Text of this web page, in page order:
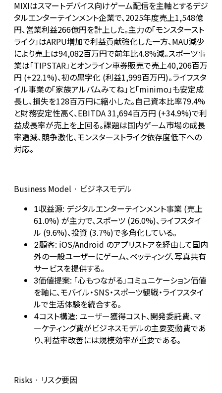
MIXIはスマートデバイス向けゲーム配信を主軸とするデジ
タルエンターテインメント企業で、2025年度売上1,548億
円、営業利益266億円を計上した。主力の「モンスタースト
ライク」はARPU増加で利益貢献強化した一方、MAU減少
により売上は94,082百万円で前年比4.8%減。スポーツ事
業は「TIPSTAR」とオンライン車券販売で売上40,206百万
円 (+22.1%)、初の黒字化 (利益1,999百万円)。ライフスタ
イル事業の「家族アルバムみてね」と「minimo」も安定成
長し、損失を128百万円に縮小した。自己資本比率79.4%
と財務安定性高く、EBITDA 31,694百万円 (+34.9%)で利
益成長率が売上を上回る。課題は国内ゲーム市場の成長
率逓減、競争激化、モンスターストライク依存度低下への
対応。
Business Model · ビジネスモデル
1収益源: デジタルエンターテインメント事業 (売上
61.0%) が主力で、スポーツ (26.0%)、ライフスタイ
ル (9.6%)、投資 (3.7%)で多角化している。
2顧客: iOS/Android のアプリストアを経由して国内
外の一般ユーザーにゲーム、ベッティング、写真共有
サービスを提供する。
3価値提案: 「心もつながる」コミュニケーション価値
を軸に、モバイル・SNS・スポーツ観戦・ライフスタイ
ルで生活体験を統合する。
4コスト構造: ユーザー獲得コスト、開発委託費、マ
ーケティング費がビジネスモデルの主要変動費であ
り、利益率改善には規模効率が重要である。
Risks · リスク要因